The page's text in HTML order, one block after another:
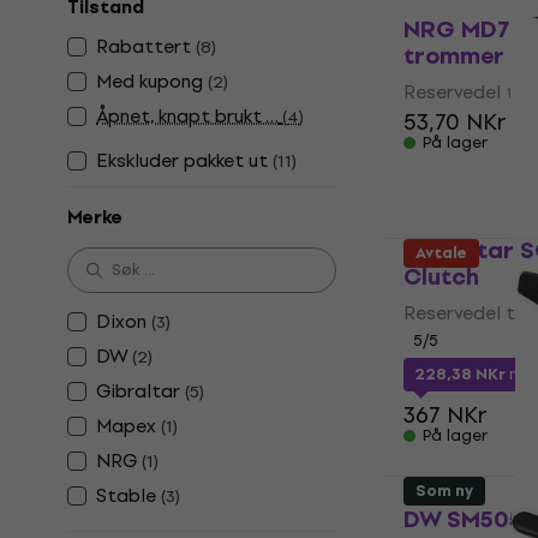
Tilstand
Rabattert (8)
Med kupong (2)
Åpnet, knapt brukt …(4)
Ekskluder pakket ut (11)
Merke
Dixon (3)
DW (2)
Gibraltar (5)
Mapex (1)
NRG (1)
Stable (3)
NRG
trommer
Reservedel til
53,70 NKr
På lager
Gibraltar
Clutch
Reservedel til
5/5
228,38 NKr
367 NKr
På lager
Avtale
DW SM505
Som ny